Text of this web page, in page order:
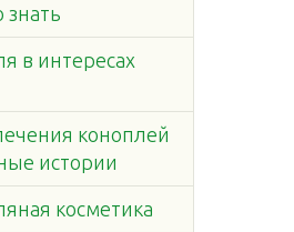
знать
в интересах
коноплей
истории
косметика